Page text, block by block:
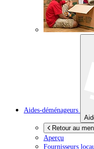
Aides-déménageurs
Retour au
Aperçu
Fournisseurs